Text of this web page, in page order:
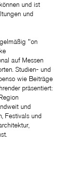
und ist
und
"on
auf Messen
Studien- und
wie Beiträge
präsentiert:
und
Festivals und